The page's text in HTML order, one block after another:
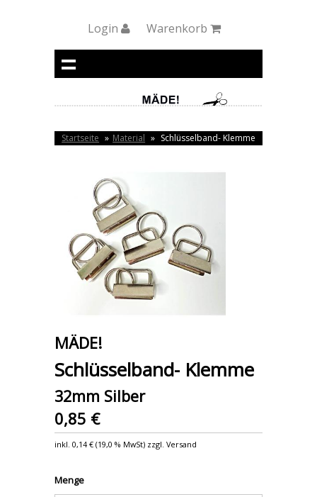
Login Warenkorb
Startseite » Material » Schlüsselband- Klemme
MÄDE!
Schlüsselband- Klemme
32mm Silber
0,85 €
inkl.0,14 € (19,0 % MwSt) zzgl. Versand
Menge